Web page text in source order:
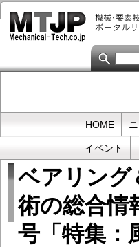
メ
イ
テ
HOME
イベント
ベアリング
術の総合情
号「特集：